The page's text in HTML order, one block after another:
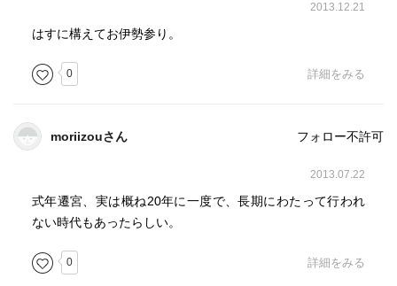
評価したい。著者の専門は建築学であり、歴史研究が本職
でないことには注意すべきであるが、本書を読めば、史実
を構築していることが汲み取れる。
2013.12.21
はすに構えてお伊勢参り。
0 詳細をみる
moriizouさん フォロー不許可
2013.07.22
式年遷宮、実は概ね20年に一度で、長期にわたって行われ
ない時代もあったらしい。
0 詳細をみる